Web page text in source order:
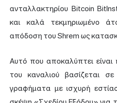
ανταλλακτηρίου Bitcoin
και καλά τεκμηριωμένο
απόδοση του Shrem ως
Αυτό που αποκαλύπτει
του καναλιού βασίζεται
γραφήματα με ισχυρή